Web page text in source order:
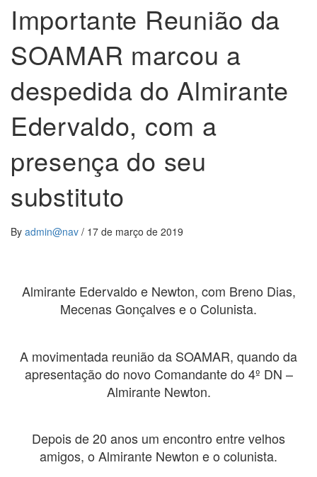
Importante Reunião da
SOAMAR marcou a
despedida do Almirante
Edervaldo, com a
presença do seu
substituto
By admin@nav / 17 de março de 2019
Almirante Edervaldo e Newton, com Breno Dias,
Mecenas Gonçalves e o Colunista.
A movimentada reunião da SOAMAR, quando da
apresentação do novo Comandante do 4º DN –
Almirante Newton.
Depois de 20 anos um encontro entre velhos
amigos, o Almirante Newton e o colunista.